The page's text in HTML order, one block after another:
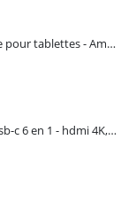
Support multi-angle portable pour tablettes - Amazon Basics
Adaptateur multiple (Hub) usb-c 6 en 1 - hdmi 4K, 3 ports USB 3.0 et lecteur de carte sd tf - UGREEN